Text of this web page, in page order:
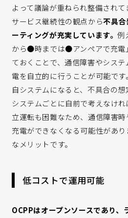
よって議論が重ねられ整備され
サービス継続性の観点から不具合
ーティングが充実しています。例
から●時までは●アンペアで充電
ておくことで、通信障害やシステ
電を自立的に行うことが可能で
自システムになると、不具合の
システムごとに自前で考えなけ
立運転も困難なため、通信障害
充電ができなくなる可能性があ
なメリットです。
低コストで運用可能
OCPPはオープンソースであり、